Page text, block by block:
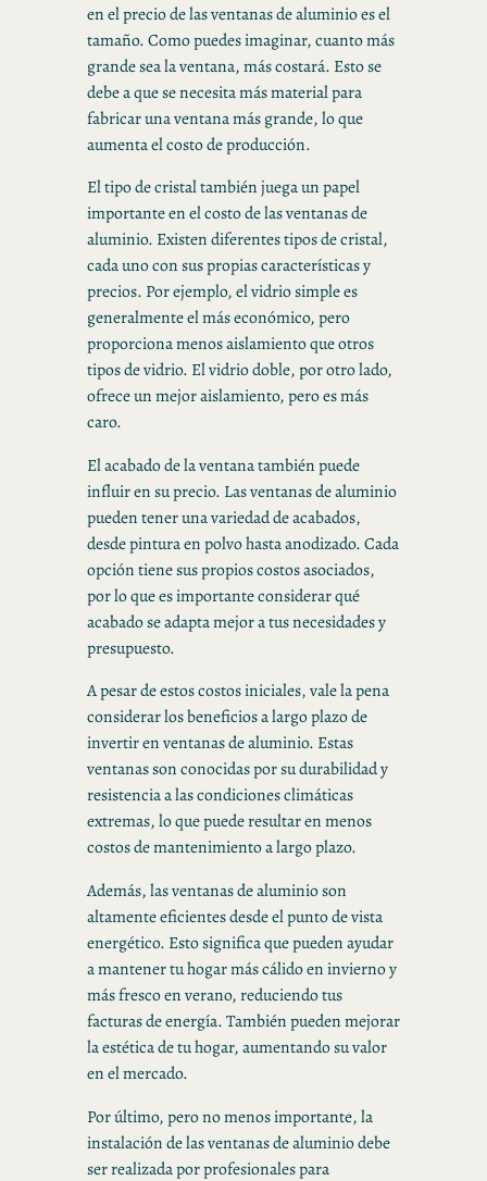
en el precio de las ventanas de aluminio es el
tamaño. Como puedes imaginar, cuanto más
grande sea la ventana, más costará. Esto se
debe a que se necesita más material para
fabricar una ventana más grande, lo que
aumenta el costo de producción.
El tipo de cristal también juega un papel
importante en el costo de las ventanas de
aluminio. Existen diferentes tipos de cristal,
cada uno con sus propias características y
precios. Por ejemplo, el vidrio simple es
generalmente el más económico, pero
proporciona menos aislamiento que otros
tipos de vidrio. El vidrio doble, por otro lado,
ofrece un mejor aislamiento, pero es más
caro.
El acabado de la ventana también puede
influir en su precio. Las ventanas de aluminio
pueden tener una variedad de acabados,
desde pintura en polvo hasta anodizado. Cada
opción tiene sus propios costos asociados,
por lo que es importante considerar qué
acabado se adapta mejor a tus necesidades y
presupuesto.
A pesar de estos costos iniciales, vale la pena
considerar los beneficios a largo plazo de
invertir en ventanas de aluminio. Estas
ventanas son conocidas por su durabilidad y
resistencia a las condiciones climáticas
extremas, lo que puede resultar en menos
costos de mantenimiento a largo plazo.
Además, las ventanas de aluminio son
altamente eficientes desde el punto de vista
energético. Esto significa que pueden ayudar
a mantener tu hogar más cálido en invierno y
más fresco en verano, reduciendo tus
facturas de energía. También pueden mejorar
la estética de tu hogar, aumentando su valor
en el mercado.
Por último, pero no menos importante, la
instalación de las ventanas de aluminio debe
ser realizada por profesionales para